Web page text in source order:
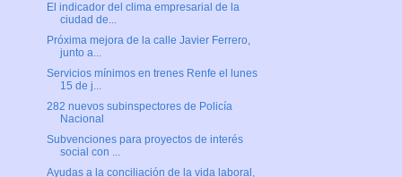
El indicador del clima empresarial de la
ciudad de...
Próxima mejora de la calle Javier Ferrero,
junto a...
Servicios mínimos en trenes Renfe el lunes
15 de j...
282 nuevos subinspectores de Policía
Nacional
Subvenciones para proyectos de interés
social con ...
Ayudas a la conciliación de la vida laboral,